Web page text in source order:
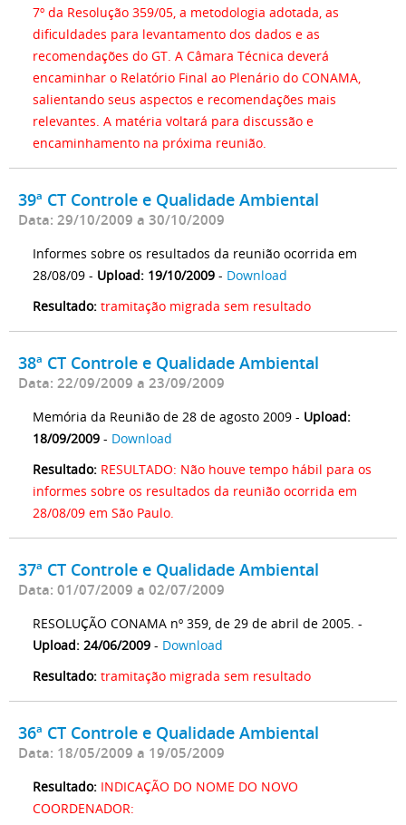
7º da Resolução 359/05, a metodologia adotada, as
dificuldades para levantamento dos dados e as
recomendações do GT. A Câmara Técnica deverá
encaminhar o Relatório Final ao Plenário do CONAMA,
salientando seus aspectos e recomendações mais
relevantes. A matéria voltará para discussão e
encaminhamento na próxima reunião.
39ª CT Controle e Qualidade Ambiental
Data: 29/10/2009 a 30/10/2009
Informes sobre os resultados da reunião ocorrida em
28/08/09 - Upload: 19/10/2009 - Download
Resultado: tramitação migrada sem resultado
38ª CT Controle e Qualidade Ambiental
Data: 22/09/2009 a 23/09/2009
Memória da Reunião de 28 de agosto 2009 - Upload:
18/09/2009 - Download
Resultado: RESULTADO: Não houve tempo hábil para os
informes sobre os resultados da reunião ocorrida em
28/08/09 em São Paulo.
37ª CT Controle e Qualidade Ambiental
Data: 01/07/2009 a 02/07/2009
RESOLUÇÃO CONAMA nº 359, de 29 de abril de 2005. -
Upload: 24/06/2009 - Download
Resultado: tramitação migrada sem resultado
36ª CT Controle e Qualidade Ambiental
Data: 18/05/2009 a 19/05/2009
Resultado: INDICAÇÃO DO NOME DO NOVO
COORDENADOR: